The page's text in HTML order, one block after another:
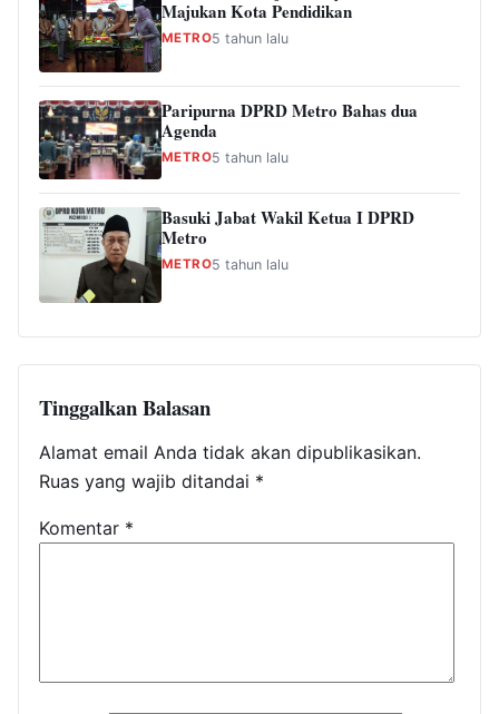
Majukan Kota Pendidikan
METRO5 tahun lalu
Paripurna DPRD Metro Bahas dua
Agenda
METRO5 tahun lalu
Basuki Jabat Wakil Ketua I DPRD
Metro
METRO5 tahun lalu
Tinggalkan Balasan
Alamat email Anda tidak akan dipublikasikan.
Ruas yang wajib ditandai *
Komentar *